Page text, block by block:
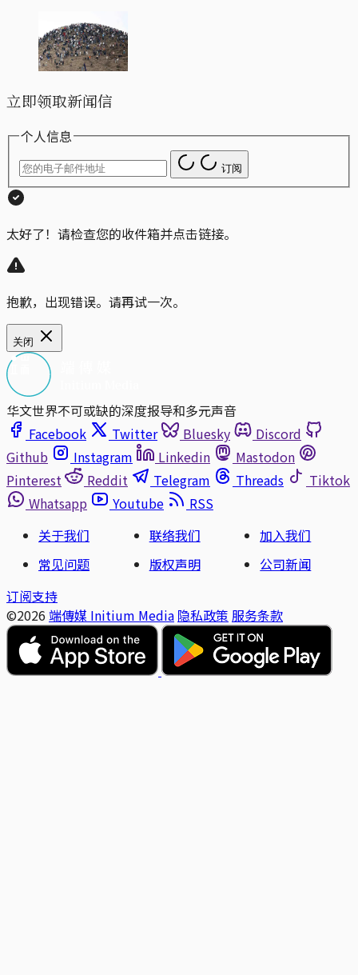
立即领取新闻信
个人信息
订阅
太好了！请检查您的收件箱并点击链接。
抱歉，出现错误。请再试一次。
关闭
华文世界不可或缺的深度报导和多元声音
Facebook
Twitter Bluesky
Discord
Github
Instagram Linkedin
Mastodon
Pinterest
Reddit Telegram Threads
Tiktok
Whatsapp
Youtube
RSS
关于我们
联络我们
加入我们
常见问题
版权声明
公司新闻
订阅支持
©2026 端傳媒 Initium Media 隐私政策 服务条款